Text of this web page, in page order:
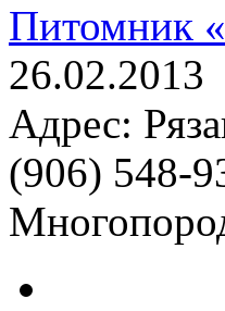
Питомник
26.02.2013
Адрес:
(906) 548-